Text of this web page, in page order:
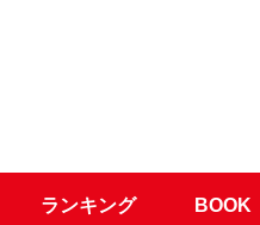
ランキング BOOK